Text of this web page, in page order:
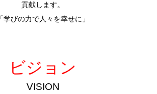
貢献します。
「学びの力で人々を幸せに」
ビジョン
VISION